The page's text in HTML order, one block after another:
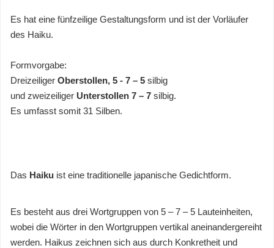
Es hat eine fünfzeilige Gestaltungsform und ist der Vorläufer
des Haiku.
Formvorgabe:
Dreizeiliger Oberstollen, 5 - 7 – 5 silbig
und zweizeiliger Unterstollen 7 – 7 silbig.
Es umfasst somit 31 Silben.
Das Haiku ist eine traditionelle japanische Gedichtform.
Es besteht aus drei Wortgruppen von 5 – 7 – 5 Lauteinheiten,
wobei die Wörter in den Wortgruppen vertikal aneinandergereiht
werden. Haikus zeichnen sich aus durch Konkretheit und